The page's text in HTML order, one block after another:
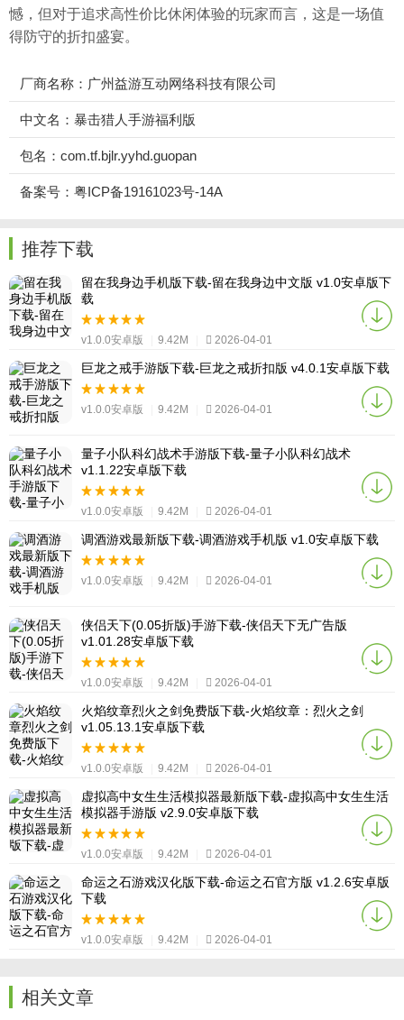
憾，但对于追求高性价比休闲体验的玩家而言，这是一场值
得防守的折扣盛宴。
厂商名称：广州益游互动网络科技有限公司
中文名：暴击猎人手游福利版
包名：com.tf.bjlr.yyhd.guopan
备案号：粤ICP备19161023号-14A
推荐下载
留在我身边手机版下载-留在我身边中文版 v1.0安卓版下
载
v1.0.0安卓版 9.42M 2026-04-01
巨龙之戒手游版下载-巨龙之戒折扣版 v4.0.1安卓版下载
v1.0.0安卓版 9.42M 2026-04-01
量子小队科幻战术手游版下载-量子小队科幻战术
v1.1.22安卓版下载
v1.0.0安卓版 9.42M 2026-04-01
调酒游戏最新版下载-调酒游戏手机版 v1.0安卓版下载
v1.0.0安卓版 9.42M 2026-04-01
侠侣天下(0.05折版)手游下载-侠侣天下无广告版
v1.01.28安卓版下载
v1.0.0安卓版 9.42M 2026-04-01
火焰纹章烈火之剑免费版下载-火焰纹章：烈火之剑
v1.05.13.1安卓版下载
v1.0.0安卓版 9.42M 2026-04-01
虚拟高中女生生活模拟器最新版下载-虚拟高中女生生活
模拟器手游版 v2.9.0安卓版下载
v1.0.0安卓版 9.42M 2026-04-01
命运之石游戏汉化版下载-命运之石官方版 v1.2.6安卓版
下载
v1.0.0安卓版 9.42M 2026-04-01
相关文章